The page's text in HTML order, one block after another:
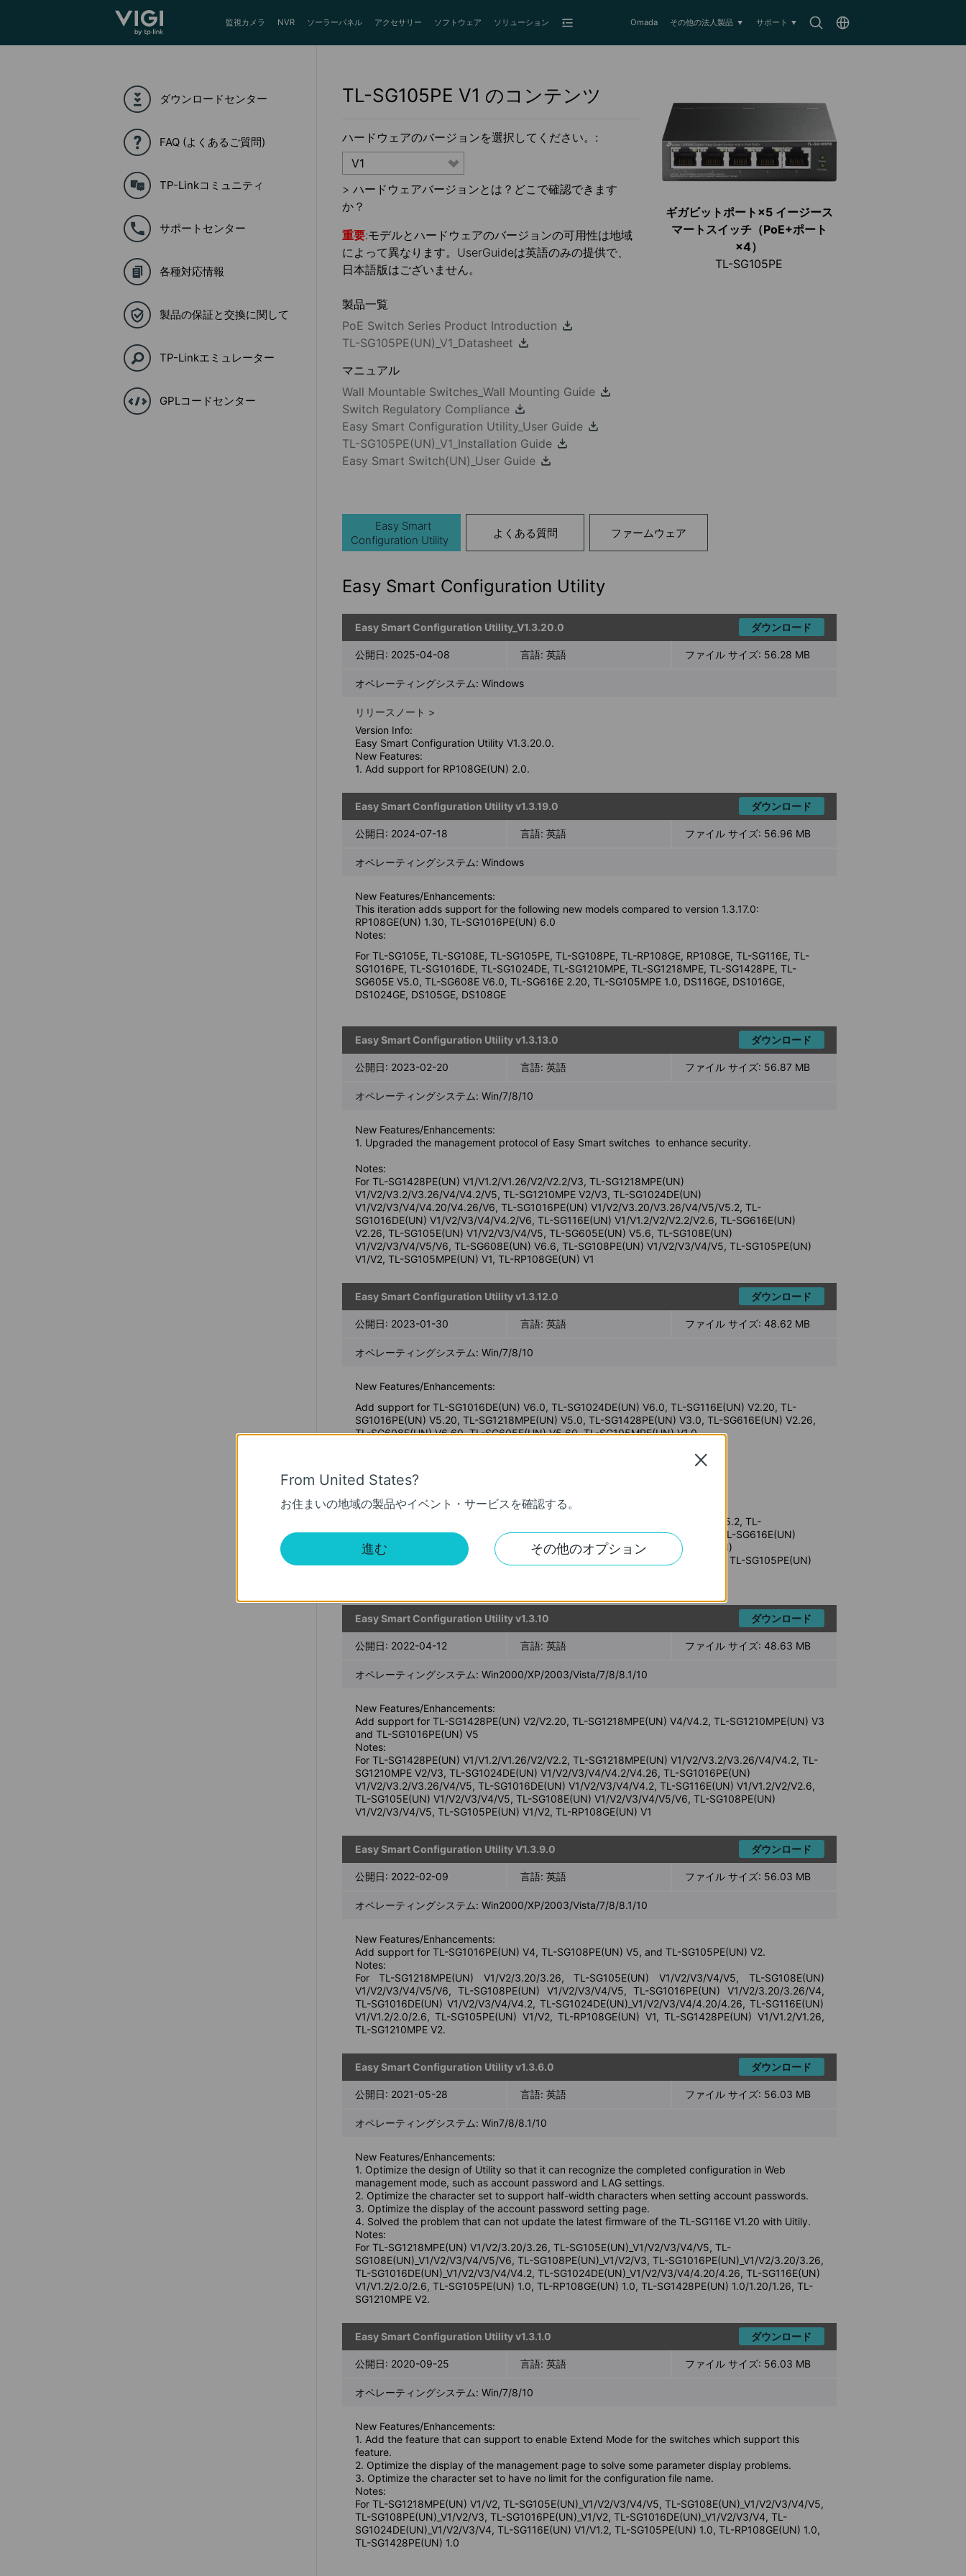
TP-Link, Reliably Smart
SearchChoose
監視カメラ NVR ソーラーパネル アクセサリー ソフトウェア ソリューション Omada その他の法人製品 サポート
ダウンロードセンター
FAQ (よくあるご質問)
TP-Linkコミュニティ
サポートセンター
各種対応情報
製品の保証と交換に関して
TP-Linkエミュレーター
GPLコードセンター
TL-SG105PE V1 のコンテンツ
ハードウェアのバージョンを選択してください。:
V1
> ハードウェアバージョンとは？どこで確認できます
か？
重要:モデルとハードウェアのバージョンの可用性は地域
によって異なります。UserGuideは英語のみの提供で、
日本語版はございません。
製品一覧
PoE Switch Series Product Introduction
TL-SG105PE(UN)_V1_Datasheet
マニュアル
Wall Mountable Switches_Wall Mounting Guide
Switch Regulatory Compliance
Easy Smart Configuration Utility_User Guide
TL-SG105PE(UN)_V1_Installation Guide
Easy Smart Switch(UN)_User Guide
ギガビットポート×5 イージース
マートスイッチ（PoE+ポート
×4）
TL-SG105PE
Easy Smart
Configuration Utility
よくある質問 ファームウェア
Easy Smart Configuration Utility
Easy Smart Configuration Utility_V1.3.20.0 ダウンロード
公開日: 2025-04-08 言語: 英語 ファイル サイズ: 56.28 MB
オペレーティングシステム: Windows
リリースノート >
Version Info:
Easy Smart Configuration Utility V1.3.20.0.
New Features:
1. Add support for RP108GE(UN) 2.0.
Easy Smart Configuration Utility v1.3.19.0 ダウンロード
公開日: 2024-07-18 言語: 英語 ファイル サイズ: 56.96 MB
オペレーティングシステム: Windows
New Features/Enhancements:
This iteration adds support for the following new models compared to version 1.3.17.0:
RP108GE(UN) 1.30, TL-SG1016PE(UN) 6.0
Notes:
For TL-SG105E, TL-SG108E, TL-SG105PE, TL-SG108PE, TL-RP108GE, RP108GE, TL-SG116E, TL-
SG1016PE, TL-SG1016DE, TL-SG1024DE, TL-SG1210MPE, TL-SG1218MPE, TL-SG1428PE, TL-
SG605E V5.0, TL-SG608E V6.0, TL-SG616E 2.20, TL-SG105MPE 1.0, DS116GE, DS1016GE,
DS1024GE, DS105GE, DS108GE
Easy Smart Configuration Utility v1.3.13.0 ダウンロード
公開日: 2023-02-20 言語: 英語 ファイル サイズ: 56.87 MB
オペレーティングシステム: Win/7/8/10
New Features/Enhancements:
1. Upgraded the management protocol of Easy Smart switches to enhance security.
Notes:
For TL-SG1428PE(UN) V1/V1.2/V1.26/V2/V2.2/V3, TL-SG1218MPE(UN)
V1/V2/V3.2/V3.26/V4/V4.2/V5, TL-SG1210MPE V2/V3, TL-SG1024DE(UN)
V1/V2/V3/V4/V4.20/V4.26/V6, TL-SG1016PE(UN) V1/V2/V3.20/V3.26/V4/V5/V5.2, TL-
SG1016DE(UN) V1/V2/V3/V4/V4.2/V6, TL-SG116E(UN) V1/V1.2/V2/V2.2/V2.6, TL-SG616E(UN)
V2.26, TL-SG105E(UN) V1/V2/V3/V4/V5, TL-SG605E(UN) V5.6, TL-SG108E(UN)
V1/V2/V3/V4/V5/V6, TL-SG608E(UN) V6.6, TL-SG108PE(UN) V1/V2/V3/V4/V5, TL-SG105PE(UN)
V1/V2, TL-SG105MPE(UN) V1, TL-RP108GE(UN) V1
Easy Smart Configuration Utility v1.3.12.0 ダウンロード
公開日: 2023-01-30 言語: 英語 ファイル サイズ: 48.62 MB
オペレーティングシステム: Win/7/8/10
New Features/Enhancements:
Add support for TL-SG1016DE(UN) V6.0, TL-SG1024DE(UN) V6.0, TL-SG116E(UN) V2.20, TL-
SG1016PE(UN) V5.20, TL-SG1218MPE(UN) V5.0, TL-SG1428PE(UN) V3.0, TL-SG616E(UN) V2.26,
TL-SG608E(UN) V6.60, TL-SG605E(UN) V5.60, TL-SG105MPE(UN) V1.0
Notes:
For TL-SG1428PE(UN) V1/V1.2/V1.26/V2/V2.2/V3, TL-SG1218MPE(UN)
V1/V2/V3.2/V3.26/V4/V4.2/V5, TL-SG1210MPE V2/V3, TL-SG1024DE(UN)
V1/V2/V3/V4/V4.20/V4.26/V6, TL-SG1016PE(UN) V1/V2/V3.20/V3.26/V4/V5/V5.2, TL-
SG1016DE(UN) V1/V2/V3/V4/V4.2/V6, TL-SG116E(UN) V1/V1.2/V2/V2.2/V2.6, TL-SG616E(UN)
V2.26, TL-SG105E(UN) V1/V2/V3/V4/V5, TL-SG605E(UN) V5.6, TL-SG108E(UN)
V1/V2/V3/V4/V5/V6, TL-SG608E(UN) V6.6, TL-SG108PE(UN) V1/V2/V3/V4/V5, TL-SG105PE(UN)
Easy Smart Configuration Utility v1.3.10 ダウンロード
公開日: 2022-04-12 言語: 英語 ファイル サイズ: 48.63 MB
オペレーティングシステム: Win2000/XP/2003/Vista/7/8/8.1/10
New Features/Enhancements:
Add support for TL-SG1428PE(UN) V2/V2.20, TL-SG1218MPE(UN) V4/V4.2, TL-SG1210MPE(UN) V3
and TL-SG1016PE(UN) V5
Notes:
For TL-SG1428PE(UN) V1/V1.2/V1.26/V2/V2.2, TL-SG1218MPE(UN) V1/V2/V3.2/V3.26/V4/V4.2, TL-
SG1210MPE V2/V3, TL-SG1024DE(UN) V1/V2/V3/V4/V4.2/V4.26, TL-SG1016PE(UN)
V1/V2/V3.2/V3.26/V4/V5, TL-SG1016DE(UN) V1/V2/V3/V4/V4.2, TL-SG116E(UN) V1/V1.2/V2/V2.6,
TL-SG105E(UN) V1/V2/V3/V4/V5, TL-SG108E(UN) V1/V2/V3/V4/V5/V6, TL-SG108PE(UN)
V1/V2/V3/V4/V5, TL-SG105PE(UN) V1/V2, TL-RP108GE(UN) V1
Easy Smart Configuration Utility V1.3.9.0 ダウンロード
公開日: 2022-02-09 言語: 英語 ファイル サイズ: 56.03 MB
オペレーティングシステム: Win2000/XP/2003/Vista/7/8/8.1/10
New Features/Enhancements:
Add support for TL-SG1016PE(UN) V4, TL-SG108PE(UN) V5, and TL-SG105PE(UN) V2.
Notes:
For TL-SG1218MPE(UN) V1/V2/3.20/3.26, TL-SG105E(UN) V1/V2/V3/V4/V5, TL-SG108E(UN)
V1/V2/V3/V4/V5/V6, TL-SG108PE(UN) V1/V2/V3/V4/V5, TL-SG1016PE(UN) V1/V2/3.20/3.26/V4,
TL-SG1016DE(UN) V1/V2/V3/V4/V4.2, TL-SG1024DE(UN)_V1/V2/V3/V4/4.20/4.26, TL-SG116E(UN)
V1/V1.2/2.0/2.6, TL-SG105PE(UN) V1/V2, TL-RP108GE(UN) V1, TL-SG1428PE(UN) V1/V1.2/V1.26,
TL-SG1210MPE V2.
Easy Smart Configuration Utility v1.3.6.0 ダウンロード
公開日: 2021-05-28 言語: 英語 ファイル サイズ: 56.03 MB
オペレーティングシステム: Win7/8/8.1/10
New Features/Enhancements:
1. Optimize the design of Utility so that it can recognize the completed configuration in Web
management mode, such as account password and LAG settings.
2. Optimize the character set to support half-width characters when setting account passwords.
3. Optimize the display of the account password setting page.
4. Solved the problem that can not update the latest firmware of the TL-SG116E V1.20 with Uitily.
Notes:
For TL-SG1218MPE(UN) V1/V2/3.20/3.26, TL-SG105E(UN)_V1/V2/V3/V4/V5, TL-
SG108E(UN)_V1/V2/V3/V4/V5/V6, TL-SG108PE(UN)_V1/V2/V3, TL-SG1016PE(UN)_V1/V2/3.20/3.26,
TL-SG1016DE(UN)_V1/V2/V3/V4/V4.2, TL-SG1024DE(UN)_V1/V2/V3/V4/4.20/4.26, TL-SG116E(UN)
V1/V1.2/2.0/2.6, TL-SG105PE(UN) 1.0, TL-RP108GE(UN) 1.0, TL-SG1428PE(UN) 1.0/1.20/1.26, TL-
SG1210MPE V2.
Easy Smart Configuration Utility v1.3.1.0 ダウンロード
公開日: 2020-09-25 言語: 英語 ファイル サイズ: 56.03 MB
オペレーティングシステム: Win/7/8/10
New Features/Enhancements:
1. Add the feature that can support to enable Extend Mode for the switches which support this
feature.
2. Optimize the display of the management page to solve some parameter display problems.
3. Optimize the character set to have no limit for the configuration file name.
Notes:
For TL-SG1218MPE(UN) V1/V2, TL-SG105E(UN)_V1/V2/V3/V4/V5, TL-SG108E(UN)_V1/V2/V3/V4/V5,
TL-SG108PE(UN)_V1/V2/V3, TL-SG1016PE(UN)_V1/V2, TL-SG1016DE(UN)_V1/V2/V3/V4, TL-
SG1024DE(UN)_V1/V2/V3/V4, TL-SG116E(UN) V1/V1.2, TL-SG105PE(UN) 1.0, TL-RP108GE(UN) 1.0,
TL-SG1428PE(UN) 1.0
From United States?
お住まいの地域の製品やイベント・サービスを確認する。
進む その他のオプション
Close